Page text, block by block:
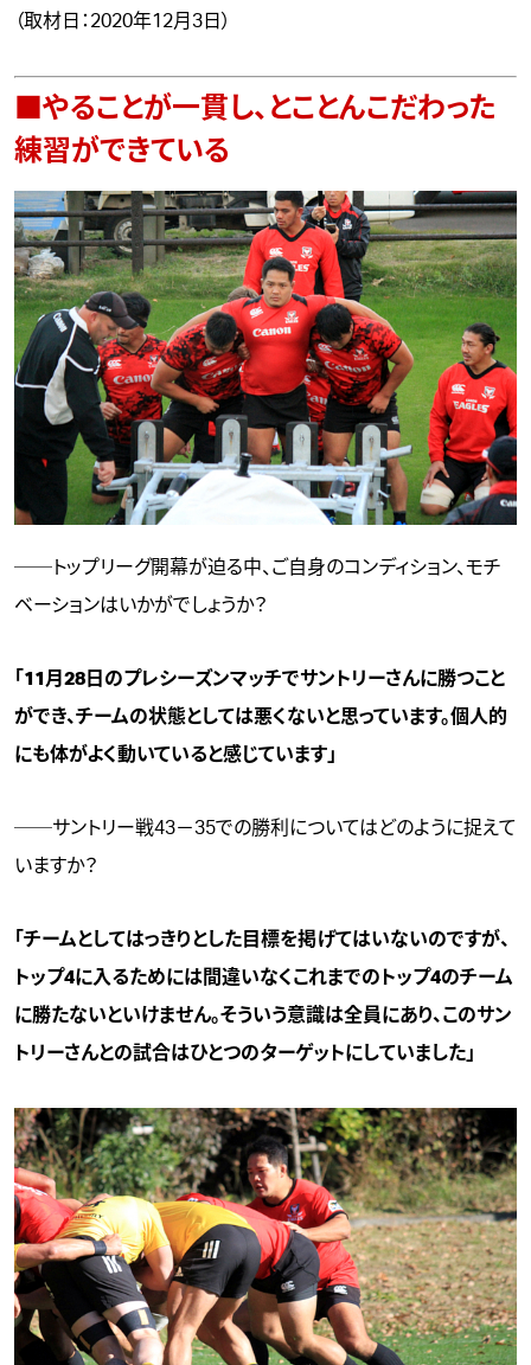
（取材日：2020年12月3日）
■やることが一貫し、とことんこだわった
練習ができている
──トップリーグ開幕が迫る中、ご自身のコンディション、モチ
ベーションはいかがでしょうか？
「11月28日のプレシーズンマッチでサントリーさんに勝つこと
ができ、チームの状態としては悪くないと思っています。個人的
にも体がよく動いていると感じています」
──サントリー戦43－35での勝利についてはどのように捉えて
いますか？
「チームとしてはっきりとした目標を掲げてはいないのですが、
トップ4に入るためには間違いなくこれまでのトップ4のチーム
に勝たないといけません。そういう意識は全員にあり、このサン
トリーさんとの試合はひとつのターゲットにしていました」